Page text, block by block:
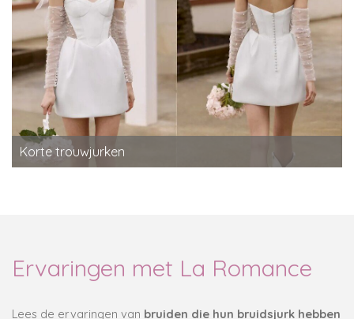
Korte trouwjurken
Ervaringen met La Romance
Lees de ervaringen van bruiden die hun bruidsjurk hebben